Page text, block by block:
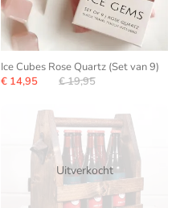
Ice Cubes Rose Quartz (Set van 9)
€ 14,95
€ 19,95
Uitverkocht